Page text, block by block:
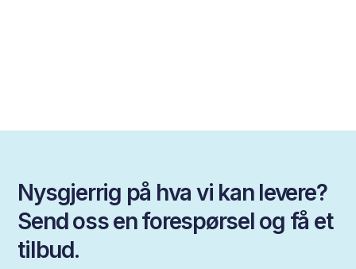
Nysgjerrig på hva vi kan levere?
Send oss en forespørsel og få et
tilbud.